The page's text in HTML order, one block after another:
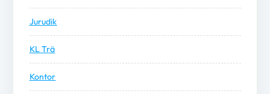
Jurudik
KL Trä
Kontor